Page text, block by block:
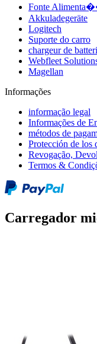
Fonte
Akkuladegeräte
Logitech
Suporte do carro
chargeur de
Webfleet
Magellan
Informações
informação legal
Informações de
métodos de
Protección de los
Revogação,
Termos &
Carregador